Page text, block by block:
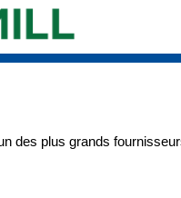
des plus grands